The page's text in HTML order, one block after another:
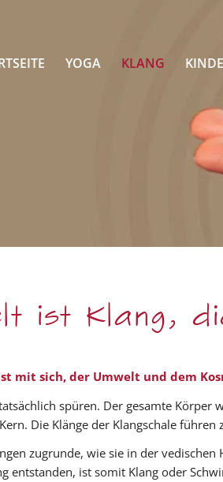
YOGA KLANG
ist Klang,
mit sich, der Umwelt und dem
spüren. Der gesamte
Die Klänge der Klangschale
zugrunde, wie sie in der
entstanden, ist somit Klang oder